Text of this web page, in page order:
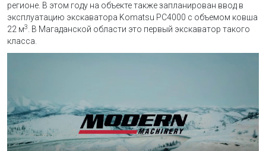
регионе. В этом году на объекте также запланирован ввод в
эксплуатацию экскаватора Komatsu PC4000 c объемом ковша
22 м3
. В Магаданской области это первый экскаватор такого
класса.